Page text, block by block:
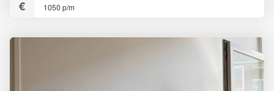
1050 p/m